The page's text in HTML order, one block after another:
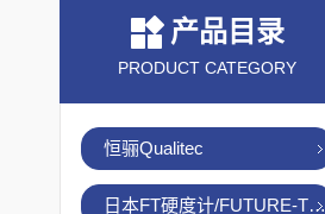
产品目录
PRODUCT CATEGORY
恒骊Qualitec
日本FT硬度计/FUTURE-TECH